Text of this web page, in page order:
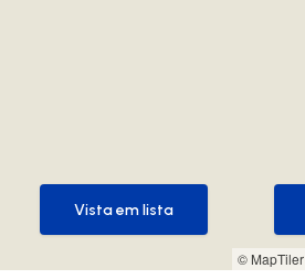
© MapTiler
Vista em lista
Vista em lista